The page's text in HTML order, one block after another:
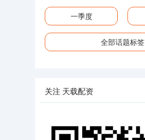
一季度
全部话题标签
关注 天载配资